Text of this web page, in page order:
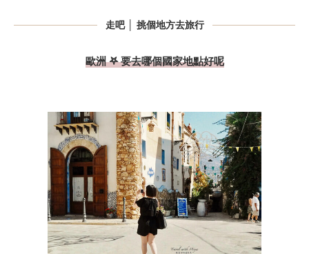
走吧 │ 挑個地方去旅行
歐洲 𖤐 要去哪個國家地點好呢